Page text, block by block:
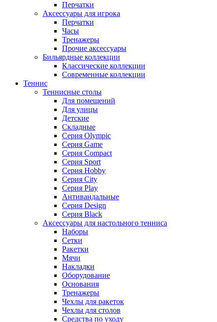
Перчатки
Аксессуары для игрока
Перчатки
Часы
Тренажеры
Прочие аксессуары
Бильярдные коллекции
Классические коллекции
Современные коллекции
Теннис
Теннисные столы
Для помещений
Для улицы
Детские
Складные
Серия Olympic
Серия Game
Серия Compact
Серия Sport
Серия Hobby
Серия City
Серия Play
Антивандальные
Серия Design
Серия Black
Аксессуары для настольного тенниса
Наборы
Сетки
Ракетки
Мячи
Накладки
Оборудование
Основания
Тренажеры
Чехлы для ракеток
Чехлы для столов
Средства по уходу